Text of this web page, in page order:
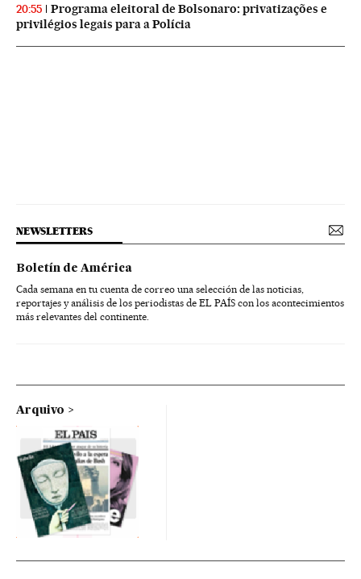
20:55
Programa eleitoral de Bolsonaro: privatizações e
privilégios legais para a Polícia
NEWSLETTERS
Boletín de América
Cada semana en tu cuenta de correo una selección de las noticias,
reportajes y análisis de los periodistas de EL PAÍS con los acontecimientos
más relevantes del continente.
Arquivo